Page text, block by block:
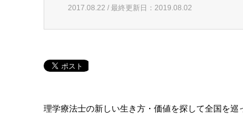
2017.08.22 / 最終更新日：2019.08.02
理学療法士の新しい生き方・価値を探して全国を巡